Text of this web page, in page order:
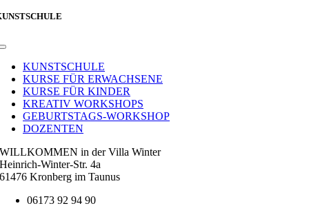
Toggle
NavigationKUNSTSCHULE
KURSE FÜR ERWACHSENE
KURSE FÜR KINDER
KREATIV WORKSHOPS
GEBURTSTAGS-WORKSHOP
DOZENTEN
WILLKOMMEN in der Villa Winter
Heinrich-Winter-Str. 4a
61476 Kronberg im Taunus
06173 92 94 90